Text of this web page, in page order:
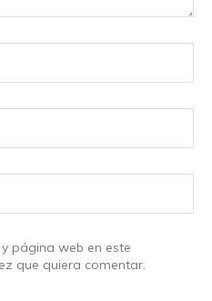
página web en este
que quiera comentar.